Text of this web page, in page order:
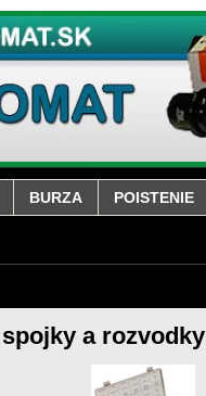
BURZA POISTENIE
spojky a